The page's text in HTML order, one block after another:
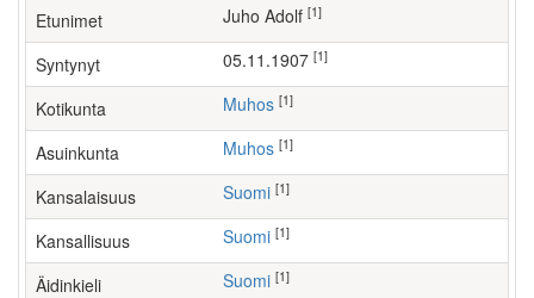
Etunimet Juho Adolf [1]
Syntynyt 05.11.1907 [1]
Kotikunta Muhos [1]
Asuinkunta Muhos [1]
Kansalaisuus Suomi [1]
Kansallisuus Suomi [1]
Äidinkieli Suomi [1]